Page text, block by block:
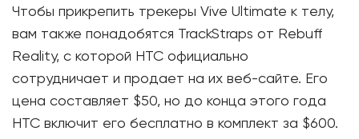
Чтобы прикрепить трекеры Vive Ultimate к телу,
вам также понадобятся TrackStraps от Rebuff
Reality, с которой HTC официально
сотрудничает и продает на их веб-сайте. Его
цена составляет $50, но до конца этого года
HTC включит его бесплатно в комплект за $600.